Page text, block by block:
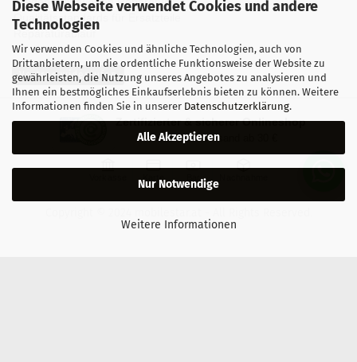
Diese Webseite verwendet Cookies und andere
Technologien
Wir verwenden Cookies und ähnliche Technologien, auch von
Drittanbietern, um die ordentliche Funktionsweise der Website zu
gewährleisten, die Nutzung unseres Angebotes zu analysieren und
Ihnen ein bestmögliches Einkaufserlebnis bieten zu können. Weitere
Informationen finden Sie in unserer Datenschutzerklärung.
Alle Akzeptieren
Nur Notwendige
Weitere Informationen
Qualitätsstandards für Ersatzteile
Reparaturablauf
Vertrag widerrufen
Zertifizierter & sicherer Onlineshop
Kostenloser Versand ab 30 €